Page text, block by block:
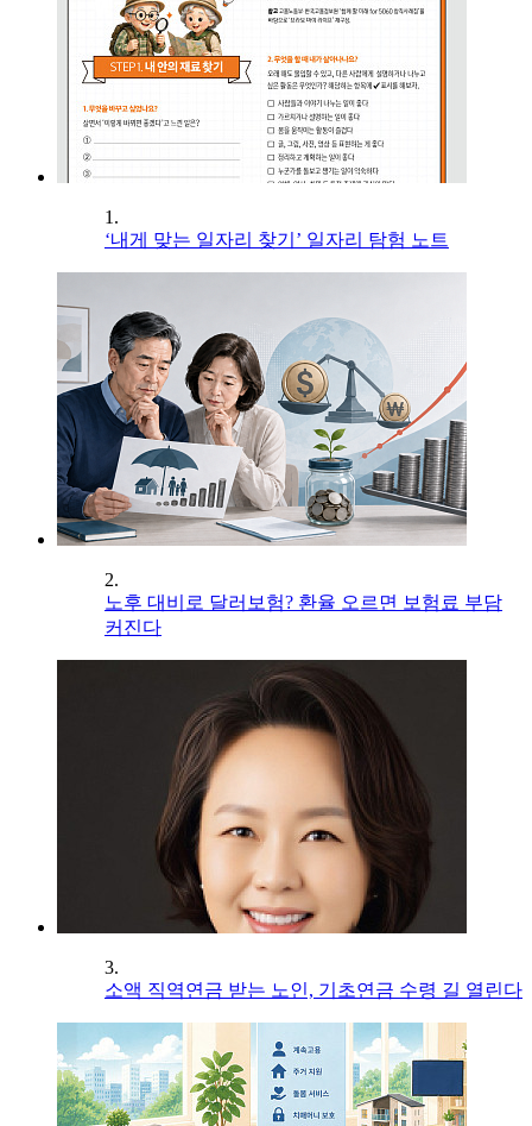
1.
‘내게 맞는 일자리 찾기’ 일자리 탐험 노트
2.
노후 대비로 달러보험? 환율 오르면 보험료 부담
커진다
3.
소액 직역연금 받는 노인, 기초연금 수령 길 열린다